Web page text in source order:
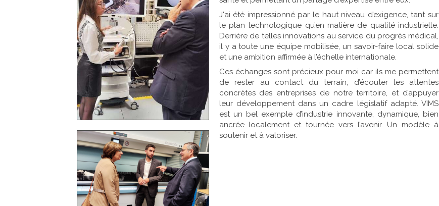
J'ai été impressionné par le haut niveau d’exigence, tant sur
le plan technologique qu’en matière de qualité industrielle.
Derrière de telles innovations au service du progrès médical,
il y a toute une équipe mobilisée, un savoir-faire local solide
et une ambition affirmée à l’échelle internationale.
Ces échanges sont précieux pour moi car ils me permettent
de rester au contact du terrain, d’écouter les attentes
concrètes des entreprises de notre territoire, et d’appuyer
leur développement dans un cadre législatif adapté. VIMS
est un bel exemple d’industrie innovante, dynamique, bien
ancrée localement et tournée vers l’avenir. Un modèle à
soutenir et à valoriser.